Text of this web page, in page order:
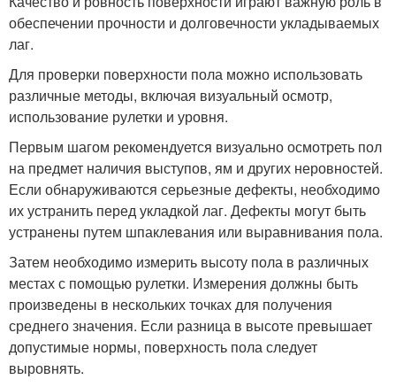
обеспечении прочности и долговечности укладываемых
лаг.
Для проверки поверхности пола можно использовать
различные методы, включая визуальный осмотр,
использование рулетки и уровня.
Первым шагом рекомендуется визуально осмотреть пол
на предмет наличия выступов, ям и других неровностей.
Если обнаруживаются серьезные дефекты, необходимо
их устранить перед укладкой лаг. Дефекты могут быть
устранены путем шпаклевания или выравнивания пола.
Затем необходимо измерить высоту пола в различных
местах с помощью рулетки. Измерения должны быть
произведены в нескольких точках для получения
среднего значения. Если разница в высоте превышает
допустимые нормы, поверхность пола следует
выровнять.